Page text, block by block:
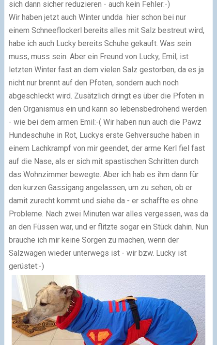
sich dann sicher reduzieren - auch kein Fehler:-)
Wir haben jetzt auch Winter undda hier schon bei nur
einem Schneeflockerl bereits alles mit Salz bestreut wird,
habe ich auch Lucky bereits Schuhe gekauft. Was sein
muss, muss sein. Aber ein Freund von Lucky, Emil, ist
letzten Winter fast an dem vielen Salz gestorben, da es ja
nicht nur brennt auf den Pfoten, sondern auch noch
abgeschleckt wird. Zusätzlich dringt es über die Pfoten in
den Organismus ein und kann so lebensbedrohend werden
- wie bei dem armen Emil:-( Wir haben nun auch die Pawz
Hundeschuhe in Rot, Luckys erste Gehversuche haben in
einem Lachkrampf von mir geendet, der arme Kerl fiel fast
auf die Nase, als er sich mit spastischen Schritten durch
das Wohnzimmer bewegte. Aber ich hab es ihm dann für
den kurzen Gassigang angelassen, um zu sehen, ob er
damit zurecht kommt und siehe da - er schaffte es ohne
Probleme. Nach zwei Minuten war alles vergessen, was da
an den Füssen war, und er flitzte sogar ein Stück dahin. Nun
brauche ich mir keine Sorgen zu machen, wenn der
Salzwagen wieder unterwegs ist - wir bzw. Lucky ist
gerüstet:-)